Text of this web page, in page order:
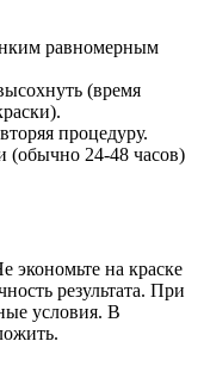
равномерным
(время
процедуру.
(обычно 24-48 часов)
экономьте на краске
результата. При
условия. В